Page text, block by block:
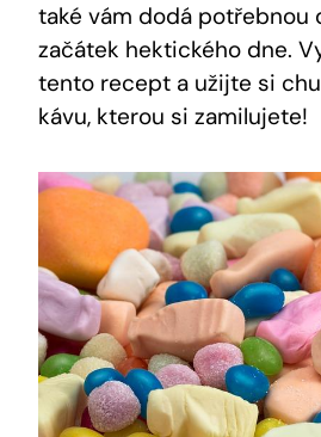
také vám dodá potřebnou
začátek hektického dne.
tento recept a užijte si
kávu, kterou si zamilujete!